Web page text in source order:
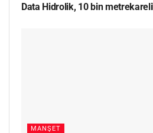
Data Hidrolik, 10 bin
MANŞET